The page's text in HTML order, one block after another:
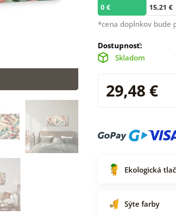
0 € 15,21 €
*cena doplnkov bude
Dostupnosť:
Skladom
29,48 €
Ekologická tlač
Sýte farby